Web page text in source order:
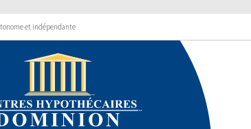
et indépendante